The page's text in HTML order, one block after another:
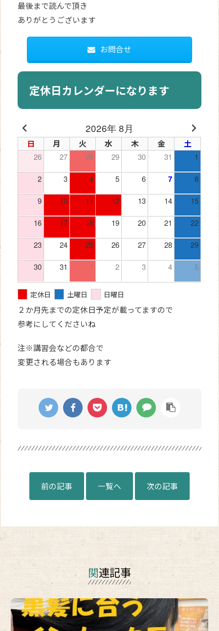
最後まで読んで頂き
ありがとうございます
お問合せ
定休日カレンダーになります
2026年 8月
日 月 火 水 木 金 土
26 27 28 29 30 31 1
2 3 4 5 6 7 8
9 10 11 12 13 14 15
16 17 18 19 20 21 22
23 24 25 26 27 28 29
30 31 1 2 3 4 5
定休日 土曜日 日曜日
２か月先までの定休日予定が載ってますので
参考にしてくださいね
注※講習会などの都合で
変更される場合もあります
前の記事 一覧へ 次の記事
関連記事